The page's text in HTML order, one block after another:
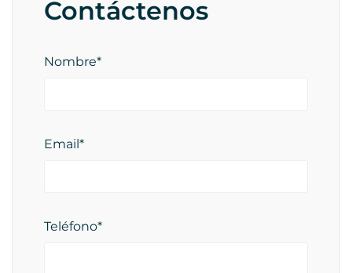
Contáctenos
Nombre*
Email*
Teléfono*